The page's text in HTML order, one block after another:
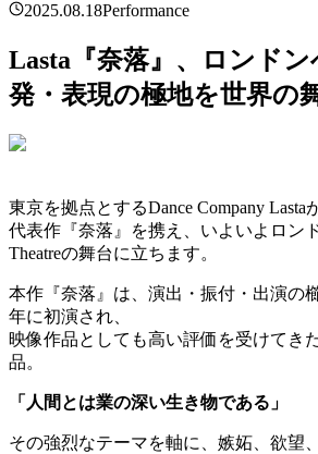
2025.08.18Performance
Lasta『奈落』、ロンド
発・表現の極地を世界の
東京を拠点とするDance Company Lasta
代表作『奈落』を携え、いよいよロン
Theatreの舞台に立ちます。
本作『奈落』は、演出・振付・出演の
年に初演され、
映像作品としても高い評価を受けてき
品。
「人間とは業の深い生き物である」
その強烈なテーマを軸に、嫉妬、欲望